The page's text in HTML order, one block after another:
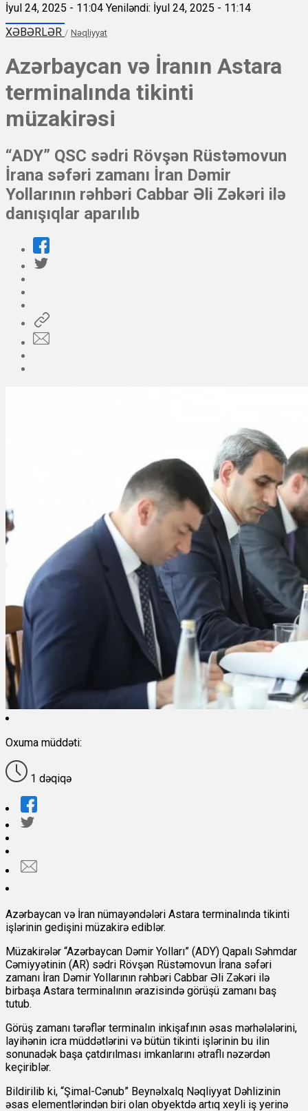
İyul 24, 2025 - 11:04 Yeniləndi: İyul 24, 2025 - 11:14
XƏBƏRLƏR / Nəqliyyat
Azərbaycan və İranın Astara
terminalında tikinti
müzakirəsi
“ADY” QSC sədri Rövşən Rüstəmovun
İrana səfəri zamanı İran Dəmir
Yollarının rəhbəri Cabbar Əli Zəkəri ilə
danışıqlar aparılıb
Oxuma müddəti:
1 dəqiqə
Azərbaycan və İran nümayəndələri Astara terminalında tikinti
işlərinin gedişini müzakirə ediblər.
Müzakirələr “Azərbaycan Dəmir Yolları” (ADY) Qapalı Səhmdar
Cəmiyyətinin (AR) sədri Rövşən Rüstəmovun İrana səfəri
zamanı İran Dəmir Yollarının rəhbəri Cabbar Əli Zəkəri ilə
birbaşa Astara terminalının ərazisində görüşü zamanı baş
tutub.
Görüş zamanı tərəflər terminalın inkişafının əsas mərhələlərini,
layihənin icra müddətlərini və bütün tikinti işlərinin bu ilin
sonunadək başa çatdırılması imkanlarını ətraflı nəzərdən
keçiriblər.
Bildirilib ki, “Şimal-Cənub” Beynəlxalq Nəqliyyat Dəhlizinin
əsas elementlərindən biri olan obyektdə artıq xeyli iş yerinə